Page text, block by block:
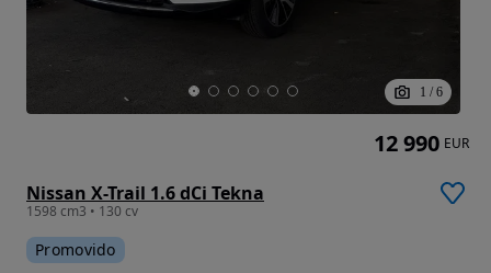
1 / 6
Nissan X-Trail 1.6 dCi Tekna
1598 cm3 • 130 cv
Promovido
12 990 EUR